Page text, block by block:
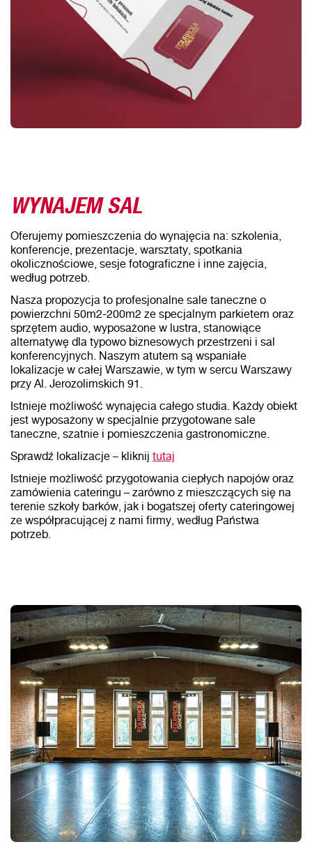
WYNAJEM SAL
Oferujemy pomieszczenia do wynajęcia na: szkolenia,
konferencje, prezentacje, warsztaty, spotkania
okolicznościowe, sesje fotograficzne i inne zajęcia,
według potrzeb.
Nasza propozycja to profesjonalne sale taneczne o
powierzchni 50m2-200m2 ze specjalnym parkietem oraz
sprzętem audio, wyposażone w lustra, stanowiące
alternatywę dla typowo biznesowych przestrzeni i sal
konferencyjnych. Naszym atutem są wspaniałe
lokalizacje w całej Warszawie, w tym w sercu Warszawy
przy Al. Jerozolimskich 91.
Istnieje możliwość wynajęcia całego studia. Każdy obiekt
jest wyposażony w specjalnie przygotowane sale
taneczne, szatnie i pomieszczenia gastronomiczne.
Sprawdź lokalizacje – kliknij tutaj
Istnieje możliwość przygotowania ciepłych napojów oraz
zamówienia cateringu – zarówno z mieszczących się na
terenie szkoły barków, jak i bogatszej oferty cateringowej
ze współpracującej z nami firmy, według Państwa
potrzeb.